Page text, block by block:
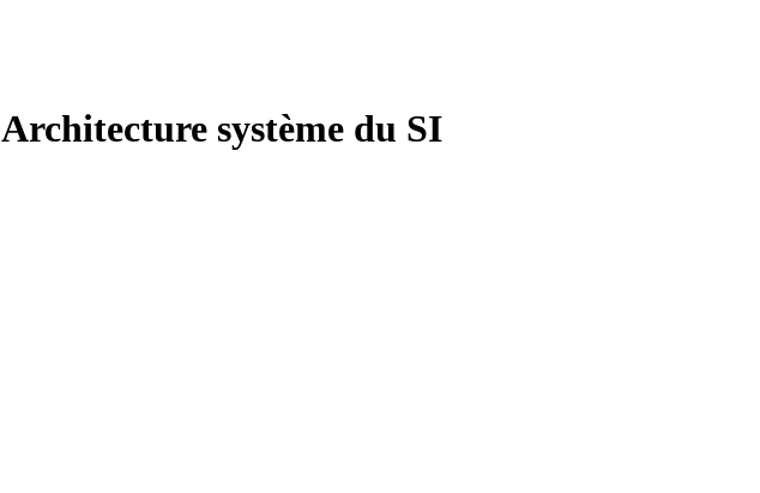
Architecture système du SI